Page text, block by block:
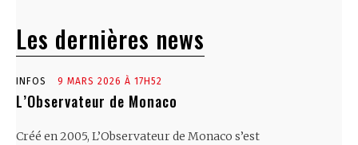
Les dernières news
INFOS 9 MARS 2026 À 17H52
L’Observateur de Monaco
Créé en 2005, L’Observateur de Monaco s’est